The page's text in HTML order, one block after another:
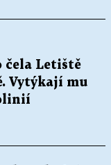
čela Letiště
Vytýkají mu